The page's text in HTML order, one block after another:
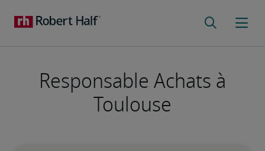
Responsable Achats à
Toulouse